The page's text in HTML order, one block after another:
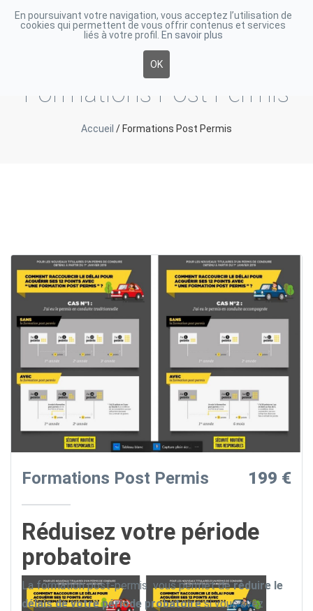
Toggle
Formations Post Permis
Accueil / Formations Post Permis
Formations Post Permis 199 €
Réduisez votre période
probatoire
La formation post-permis vous permet deréduire le
délais de votre période probatoiresi vous avez
En poursuivant votre navigation, vous acceptez l’utilisation de
cookies qui permettent de vous offrir contenus et services
liés à votre profil.
En savoir plus
OK